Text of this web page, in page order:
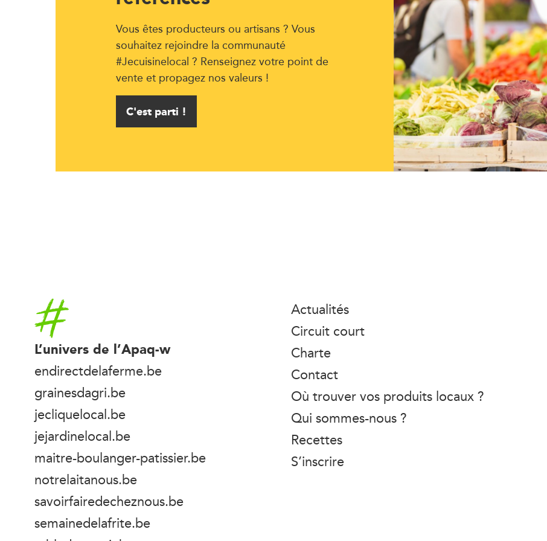
Vous êtes producteurs ou artisans ? Vous
souhaitez rejoindre la communauté
#Jecuisinelocal ? Renseignez votre point de
vente et propagez nos valeurs !
C'est parti !
Accueil
L’univers de l’Apaq-w
endirectdelaferme.be
grainesdagri.be
jecliquelocal.be
jejardinelocal.be
maitre-boulanger-patissier.be
notrelaitanous.be
savoirfairedecheznous.be
semainedelafrite.be
Actualités
Circuit court
Charte
Contact
Où trouver vos produits locaux ?
Qui sommes-nous ?
Recettes
S’inscrire